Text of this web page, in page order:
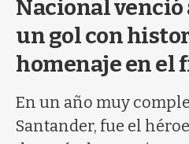
Nacional venció
un gol con
homenaje en el
En un año muy
Santander, fue el